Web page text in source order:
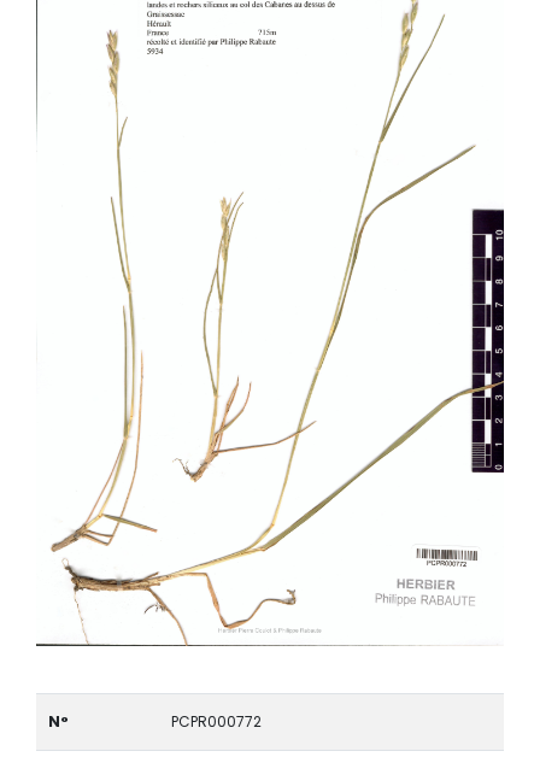
N° PCPR000772